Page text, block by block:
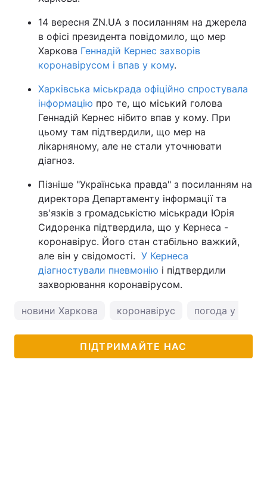
14 вересня ZN.UA з посиланням на джерела
в офісі президента повідомило, що мер
Харкова Геннадій Кернес захворів
коронавірусом і впав у кому.
Харківська міськрада офіційно спростувала
інформацію про те, що міський голова
Геннадій Кернес нібито впав у кому. При
цьому там підтвердили, що мер на
лікарняному, але не стали уточнювати
діагноз.
Пізніше "Українська правда" з посиланням на
директора Департаменту інформації та
зв'язків з громадськістю міськради Юрія
Сидоренка підтвердила, що у Кернеса -
коронавірус. Його стан стабільно важкий,
але він у свідомості. У Кернеса
діагностували пневмонію і підтвердили
захворювання коронавірусом.
новини Харкова коронавірус погода у
ПІДТРИМАЙТЕ НАС